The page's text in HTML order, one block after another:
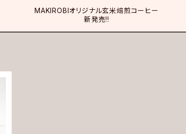
MAKIROBIオリジナル玄米焙煎コーヒー
新発売!!